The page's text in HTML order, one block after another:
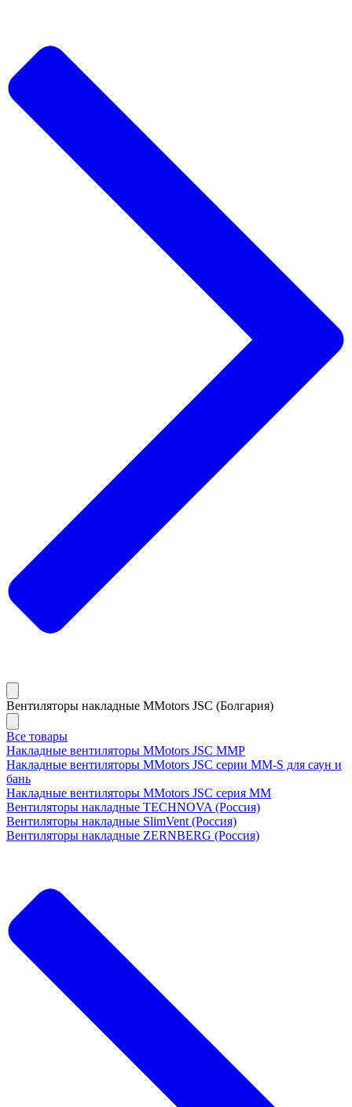
Вентиляторы накладные MMotors JSC (Болгария)
Все товары
Накладные вентиляторы MMotors JSC MMP
Накладные вентиляторы MMotors JSC серии MM-S для саун и
бань
Накладные вентиляторы MMotors JSC серия МM
Вентиляторы накладные TECHNOVA (Россия)
Вентиляторы накладные SlimVent (Россия)
Вентиляторы накладные ZERNBERG (Россия)